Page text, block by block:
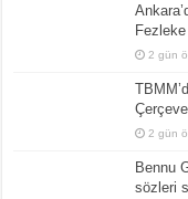
Fezleke
2 gün
2 gün
Bennu
sözleri